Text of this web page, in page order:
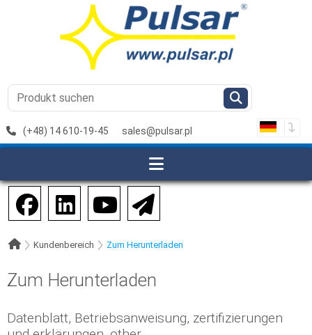
(+48) 14 610-19-45 sales@pulsar.pl
Kundenbereich Zum Herunterladen
Zum Herunterladen
Datenblatt, Betriebsanweisung, zertifizierungen